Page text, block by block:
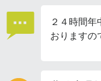
２４時間
おりますの